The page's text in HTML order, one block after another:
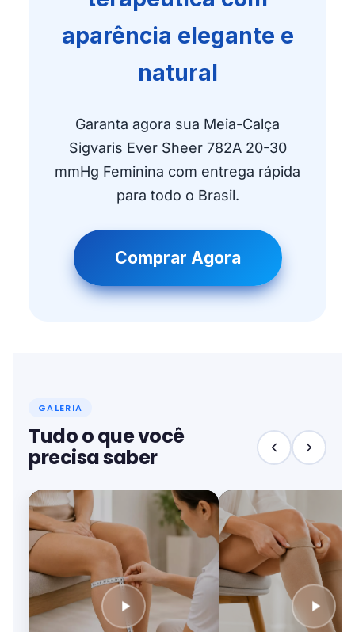
aparência elegante e
natural
Garanta agora sua Meia-Calça
Sigvaris Ever Sheer 782A 20-30
mmHg Feminina com entrega rápida
para todo o Brasil.
Comprar Agora
GALERIA
Tudo o que você
precisa saber